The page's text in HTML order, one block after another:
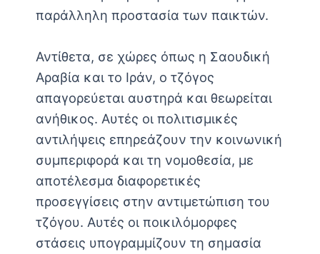
παράλληλη προστασία των παικτών.
Αντίθετα, σε χώρες όπως η Σαουδική
Αραβία και το Ιράν, ο τζόγος
απαγορεύεται αυστηρά και θεωρείται
ανήθικος. Αυτές οι πολιτισμικές
αντιλήψεις επηρεάζουν την κοινωνική
συμπεριφορά και τη νομοθεσία, με
αποτέλεσμα διαφορετικές
προσεγγίσεις στην αντιμετώπιση του
τζόγου. Αυτές οι ποικιλόμορφες
στάσεις υπογραμμίζουν τη σημασία